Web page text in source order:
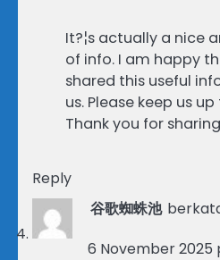
It?¦s actually a nice
of info. I am happy
shared this useful
us. Please keep us
Thank you for
Reply
谷歌蜘蛛池
6 November 2025